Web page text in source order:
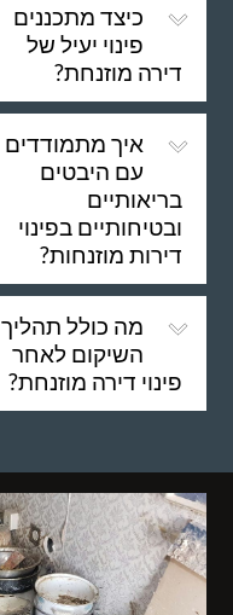
כיצד מתכננים
פינוי יעיל של
דירה מוזנחת?
איך מתמודדים
עם היבטים
בריאותיים
ובטיחותיים בפינוי
דירות מוזנחות?
מה כולל תהליך
השיקום לאחר
פינוי דירה מוזנחת?